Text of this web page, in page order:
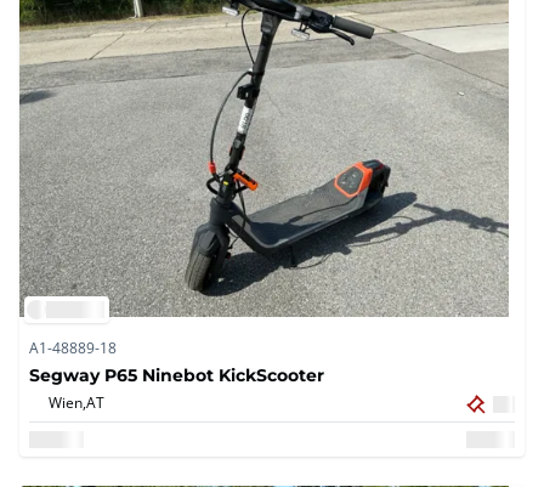
A1-48889-18
Segway P65 Ninebot KickScooter
Wien,AT